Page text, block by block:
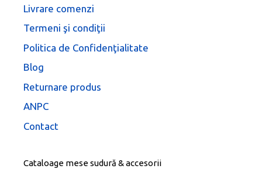
Livrare comenzi
Termeni şi condiţii
Politica de Confidenţialitate
Blog
Returnare produs
ANPC
Contact
Cataloage mese sudură & accesorii